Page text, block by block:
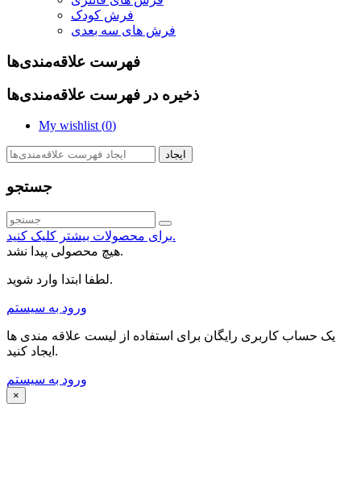
فرش کودک
فرش های سه بعدی
فهرست علاقه‌مندی‌ها
ذخیره در فهرست علاقه‌مندی‌ها
My wishlist (0)
ایجاد
جستجو
برای محصولات بیشتر کلیک کنید.
هیچ محصولی پیدا نشد.
لطفا ابتدا وارد شوید.
ورود به سیستم
یک حساب کاربری رایگان برای استفاده از لیست علاقه مندی ها
ایجاد کنید.
ورود به سیستم
×